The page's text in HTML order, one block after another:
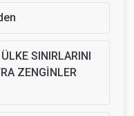
SINIRLARINI
ZENGİNLER